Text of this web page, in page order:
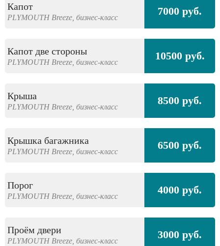
Капот
PLYMOUTH Breeze, бизнес-класс 7000 руб.
Капот две стороны
PLYMOUTH Breeze, бизнес-класс 10500 руб.
Крыша
PLYMOUTH Breeze, бизнес-класс 8500 руб.
Крышка багажника
PLYMOUTH Breeze, бизнес-класс 6500 руб.
Порог
PLYMOUTH Breeze, бизнес-класс 4000 руб.
Проём двери
PLYMOUTH Breeze, бизнес-класс 3000 руб.